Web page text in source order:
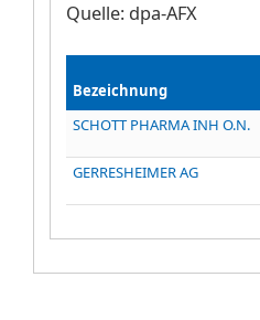
Quelle: dpa-AFX
Bezeichnung
SCHOTT PHARMA INH O.N.
GERRESHEIMER AG